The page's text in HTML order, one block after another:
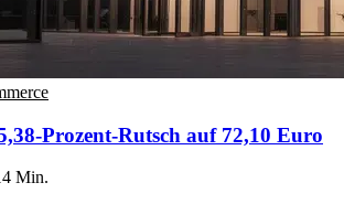
Prozent-Rutsch auf 72,10 Euro
Min.